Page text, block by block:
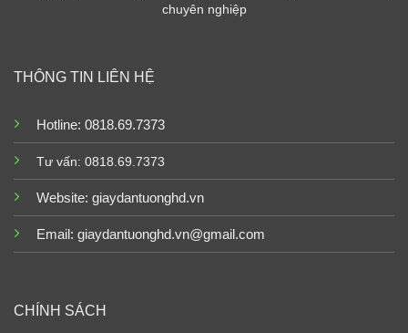
chuyên nghiệp
THÔNG TIN LIÊN HỆ
Hotline: 0818.69.7373
Tư vấn: 0818.69.7373
Website: giaydantuonghd.vn
Email: giaydantuonghd.vn@gmail.com
CHÍNH SÁCH